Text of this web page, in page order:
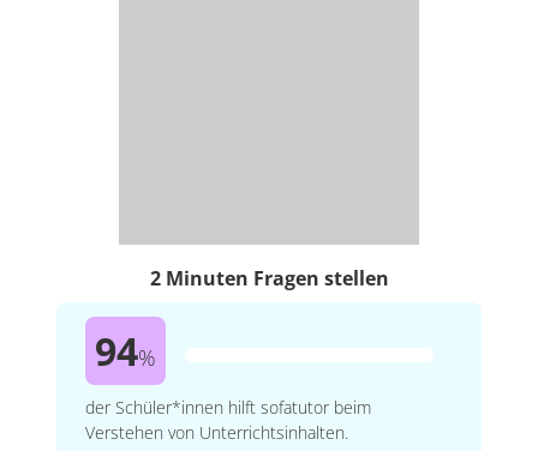
2 Minuten Fragen stellen
94%
der Schüler*innen hilft sofatutor beim
Verstehen von Unterrichtsinhalten.